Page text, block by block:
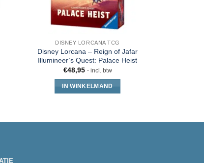
DISNEY LORCANA TCG
Disney Lorcana – Reign of Jafar
Illumineer’s Quest: Palace Heist
€48,95 - incl. btw
IN WINKELMAND